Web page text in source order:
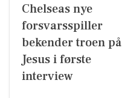
Chelseas nye
forsvarsspiller
bekender troen på
Jesus i første
interview